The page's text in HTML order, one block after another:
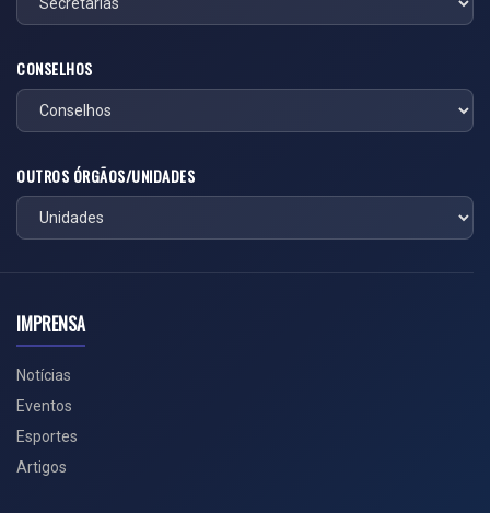
CONSELHOS
OUTROS ÓRGÃOS/UNIDADES
IMPRENSA
Notícias
Eventos
Esportes
Artigos